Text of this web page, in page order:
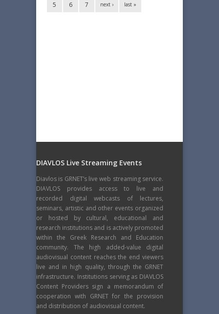
5 6 7 next › last »
DIAVLOS Live Streaming Events
Diavlos is GRNET’s live web streaming service.
DIAVLOS provides access to live and
recorded digital webcasts of lectures,
seminars, artistic and other events organized
or hosted by cultural, educational and
research institutions and is actively promoted
within the Greek Research and Education
community. The high added-value digital
audiovisual content reaches the end viewers
live and in high quality, through the GRNET
infrastructure. Institutions serving as DIAVLOS
Content Providers sign a memorandum of
cooperation with GRNET for the provision
and distribution of audiovisual content.